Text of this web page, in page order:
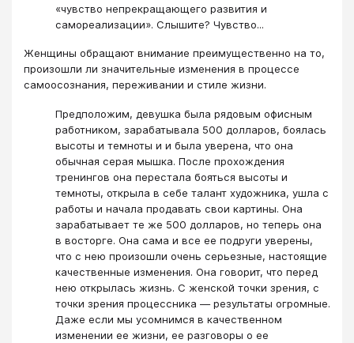
«чувство непрекращающего развития и
самореализации». Слышите? Чувство...
Женщины обращают внимание преимущественно на то,
произошли ли значительные изменения в процессе
самоосознания, переживании и стиле жизни.
Предположим, девушка была рядовым офисным
работником, зарабатывала 500 долларов, боялась
высоты и темноты и и была уверена, что она
обычная серая мышка. После прохождения
тренингов она перестала бояться высоты и
темноты, открыла в себе талант художника, ушла с
работы и начала продавать свои картины. Она
зарабатывает те же 500 долларов, но теперь она
в восторге. Она сама и все ее подруги уверены,
что с нею произошли очень серьезные, настоящие
качественные изменения. Она говорит, что перед
нею открылась жизнь. С женской точки зрения, с
точки зрения процессника — результаты огромные.
Даже если мы усомнимся в качественном
изменении ее жизни, ее разговоры о ее